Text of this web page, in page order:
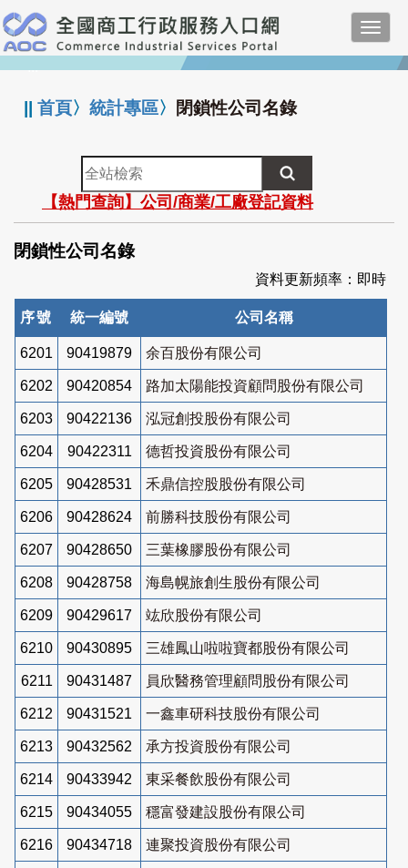
跳
到
主
要
:::
||首頁〉統計專區〉 閉鎖性公司名錄
全
站
檢
索
【熱門查詢】公司/商業/工廠登記資料
閉鎖性公司名錄
資料更新頻率：即時
序號 統一編號 公司名稱
6201 90419879 余百股份有限公司
6202 90420854 路加太陽能投資顧問股份有限公司
6203 90422136 泓冠創投股份有限公司
6204 90422311 德哲投資股份有限公司
6205 90428531 禾鼎信控股股份有限公司
6206 90428624 前勝科技股份有限公司
6207 90428650 三葉橡膠股份有限公司
6208 90428758 海島幌旅創生股份有限公司
6209 90429617 竑欣股份有限公司
6210 90430895 三雄鳳山啦啦寶都股份有限公司
6211 90431487 員欣醫務管理顧問股份有限公司
6212 90431521 一鑫車研科技股份有限公司
6213 90432562 承方投資股份有限公司
6214 90433942 東采餐飲股份有限公司
6215 90434055 穩富發建設股份有限公司
6216 90434718 連聚投資股份有限公司